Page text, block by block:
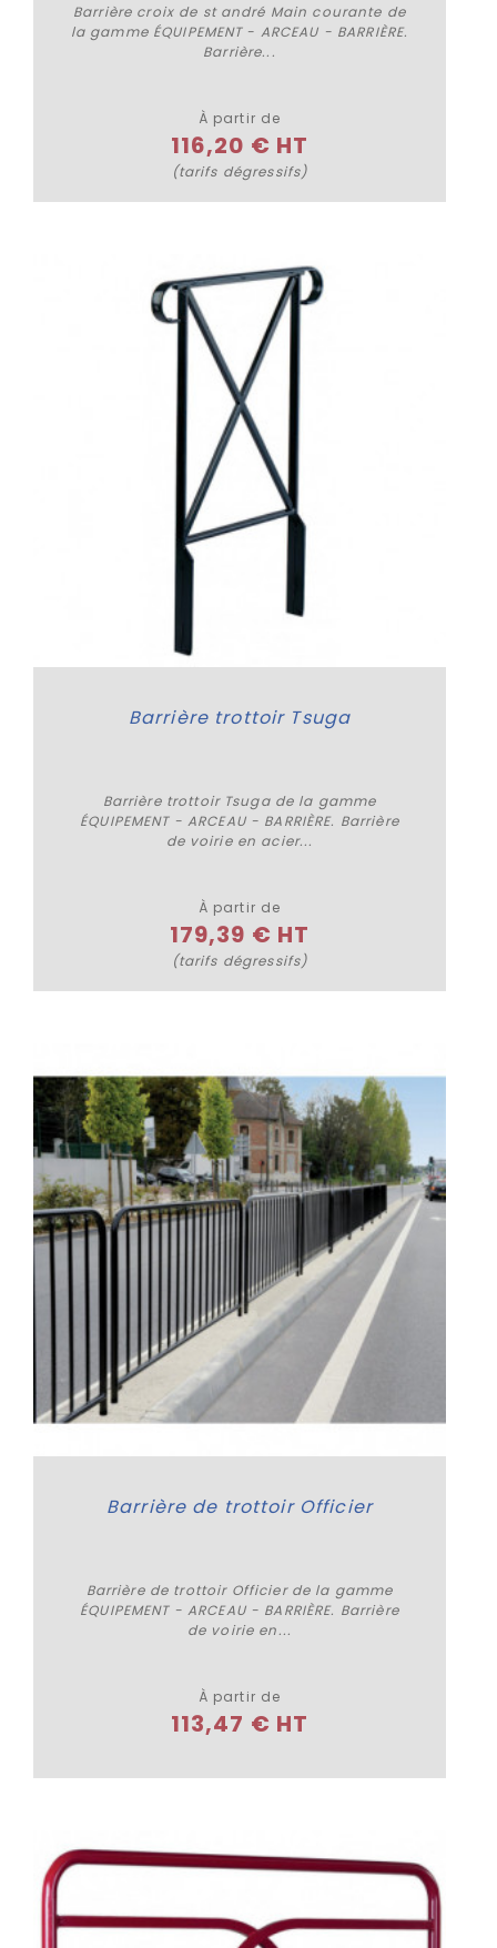
Barrière croix de st andré Main courante de
la gamme ÉQUIPEMENT - ARCEAU - BARRIÈRE.
Barrière...
À partir de
116,20 € HT
(tarifs dégressifs)
Barrière trottoir Tsuga
Barrière trottoir Tsuga de la gamme
ÉQUIPEMENT - ARCEAU - BARRIÈRE. Barrière
de voirie en acier...
À partir de
179,39 € HT
(tarifs dégressifs)
Barrière de trottoir Officier
Barrière de trottoir Officier de la gamme
ÉQUIPEMENT - ARCEAU - BARRIÈRE. Barrière
de voirie en...
À partir de
113,47 € HT